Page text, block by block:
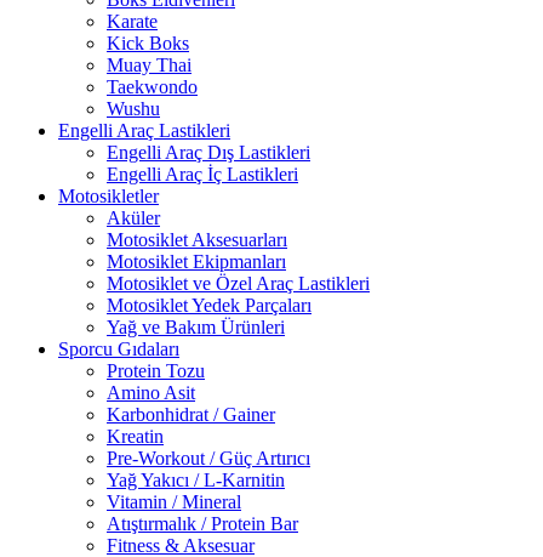
Karate
Kick Boks
Muay Thai
Taekwondo
Wushu
Engelli Araç Lastikleri
Engelli Araç Dış Lastikleri
Engelli Araç İç Lastikleri
Motosikletler
Aküler
Motosiklet Aksesuarları
Motosiklet Ekipmanları
Motosiklet ve Özel Araç Lastikleri
Motosiklet Yedek Parçaları
Yağ ve Bakım Ürünleri
Sporcu Gıdaları
Protein Tozu
Amino Asit
Karbonhidrat / Gainer
Kreatin
Pre-Workout / Güç Artırıcı
Yağ Yakıcı / L-Karnitin
Vitamin / Mineral
Atıştırmalık / Protein Bar
Fitness & Aksesuar